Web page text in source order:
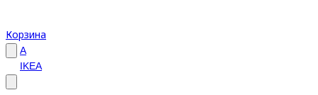
Корзина
A
IKEA